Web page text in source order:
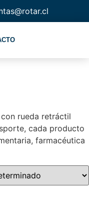
rueda retráctil
cada producto
farmacéutica